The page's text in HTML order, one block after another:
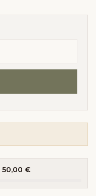
50,00 €